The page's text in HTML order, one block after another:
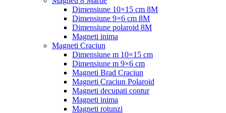
Dimensiune 10×15 cm 8M
Dimensiune 9×6 cm 8M
Dimensiune polaroid 8M
Magneti inima
Magneti Craciun
Dimensiune m 10×15 cm
Dimensiune m 9×6 cm
Magneti Brad Craciun
Magneti Craciun Polaroid
Magneti decupati contur
Magneti inima
Magneti rotunzi